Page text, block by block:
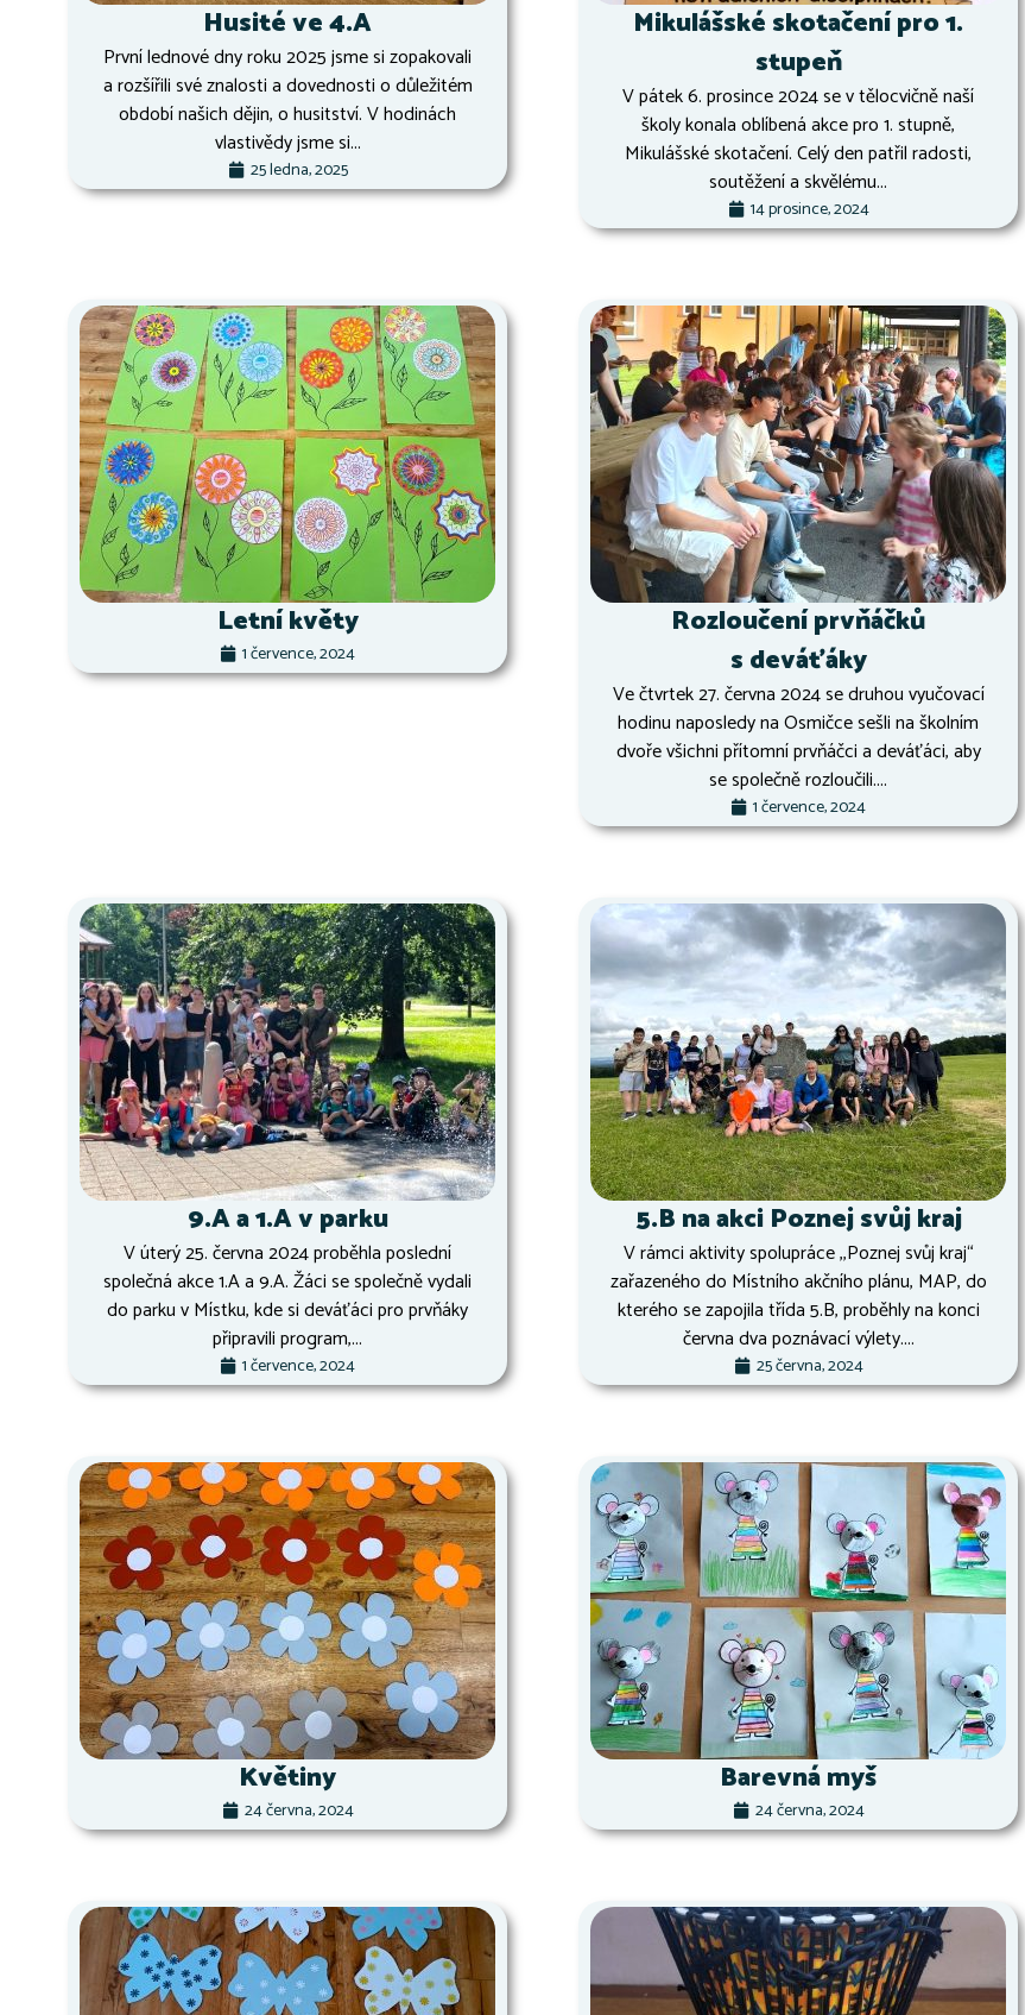
Husité ve 4.A
První lednové dny roku 2025 jsme si zopakovali
a rozšířili své znalosti a dovednosti o důležitém
období našich dějin, o husitství. V hodinách
vlastivědy jsme si...
25 ledna, 2025
Mikulášské skotačení pro 1.
stupeň
V pátek 6. prosince 2024 se v tělocvičně naší
školy konala oblíbená akce pro 1. stupně,
Mikulášské skotačení. Celý den patřil radosti,
soutěžení a skvělému...
14 prosince, 2024
Letní květy
1 července, 2024
Rozloučení prvňáčků
s deváťáky
Ve čtvrtek 27. června 2024 se druhou vyučovací
hodinu naposledy na Osmičce sešli na školním
dvoře všichni přítomní prvňáčci a deváťáci, aby
se společně rozloučili....
1 července, 2024
9.A a 1.A v parku
V úterý 25. června 2024 proběhla poslední
společná akce 1.A a 9.A. Žáci se společně vydali
do parku v Místku, kde si deváťáci pro prvňáky
připravili program,...
1 července, 2024
5.B na akci Poznej svůj kraj
V rámci aktivity spolupráce ,,Poznej svůj kraj“
zařazeného do Místního akčního plánu, MAP, do
kterého se zapojila třída 5.B, proběhly na konci
června dva poznávací výlety....
25 června, 2024
Květiny
24 června, 2024
Barevná myš
24 června, 2024